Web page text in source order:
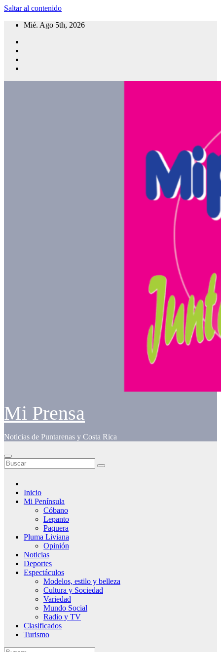
Saltar al contenido
Mié. Ago 5th, 2026
Mi Prensa
Noticias de Puntarenas y Costa Rica
Inicio
Mi Península
Cóbano
Lepanto
Paquera
Pluma Liviana
Opinión
Noticias
Deportes
Espectáculos
Modelos, estilo y belleza
Cultura y Sociedad
Variedad
Mundo Social
Radio y TV
Clasificados
Turismo